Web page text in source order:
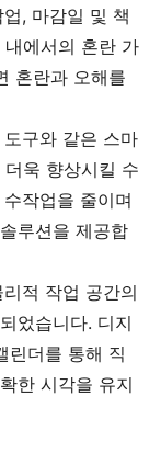
, 마감일 및 책
에서의 혼란 가
혼란과 오해를
구와 같은 스마
욱 향상시킬 수
작업을 줄이며
루션을 제공합
적 작업 공간의
었습니다. 디지
린더를 통해 직
한 시각을 유지